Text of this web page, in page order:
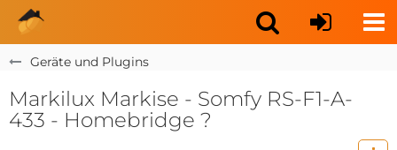
Geräte und Plugins
Markilux Markise - Somfy RS-F1-A-
433 - Homebridge ?